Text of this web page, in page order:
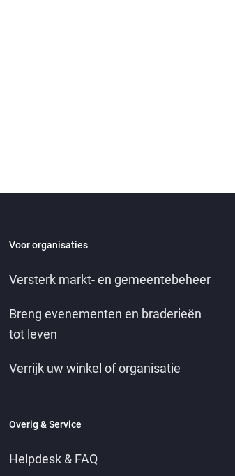
Voor organisaties
Versterk markt- en gemeentebeheer
Breng evenementen en braderieën
tot leven
Verrijk uw winkel of organisatie
Overig & Service
Helpdesk & FAQ